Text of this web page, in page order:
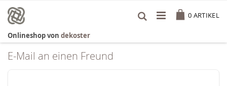
Inhalt
springen
0 ARTIKEL
Onlineshop von dekoster
E-Mail an einen Freund